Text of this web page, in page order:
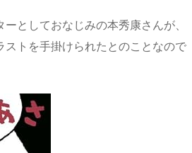
としておなじみの本秀康さんが、
ストを手掛けられたとのことなので